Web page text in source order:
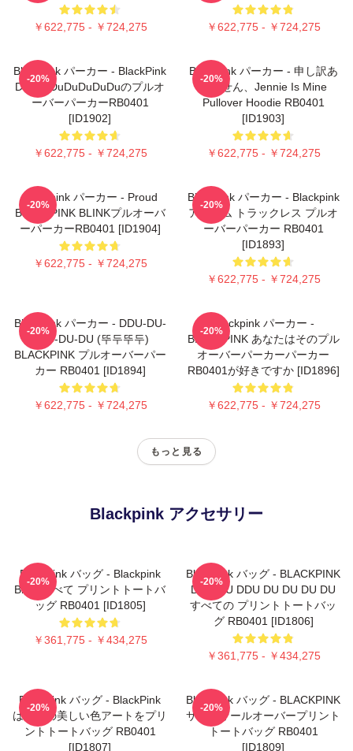
￥622,775 - ￥724,275 ￥622,775 - ￥724,275
Blackpink パーカー - BlackPink
DuuDuDuDuDuDuDuのプルオ
ーバーパーカーRB0401
[ID1902]
￥622,775 - ￥724,275
-20%
Blackpink パーカー - 申し訳あ
りません、Jennie Is Mine
Pullover Hoodie RB0401
[ID1903]
￥622,775 - ￥724,275
-20%
Blackpink パーカー - Proud
BLACKPINK BLINKプルオーバ
ーパーカーRB0401 [ID1904]
￥622,775 - ￥724,275
-20%
Blackpink パーカー - Blackpink
アルバム トラックレス プルオ
ーバーパーカー RB0401
[ID1893]
￥622,775 - ￥724,275
-20%
Blackpink パーカー - DDU-DU-
DDU-DU-DU (뚜두뚜두)
BLACKPINK プルオーバーパー
カー RB0401 [ID1894]
￥622,775 - ￥724,275
-20%
Blackpink パーカー -
BLACKPINK あなたはそのプル
オーバーパーカーパーカー
RB0401が好きですか [ID1896]
￥622,775 - ￥724,275
-20%
もっと見る
Blackpink アクセサリー
Blackpink バッグ - Blackpink
Blink すべて プリントトートバ
ッグ RB0401 [ID1805]
￥361,775 - ￥434,275
-20%
Blackpink バッグ - BLACKPINK
DDU DU DDU DU DU DU DU
すべての プリントトートバッ
グ RB0401 [ID1806]
￥361,775 - ￥434,275
-20%
Blackpink バッグ - BlackPink
は、この美しい色アートをプリ
ントトートバッグ RB0401
[ID1807]
-20%
Blackpink バッグ - BLACKPINK
サインオールオーバープリント
トートバッグ RB0401
[ID1809]
-20%